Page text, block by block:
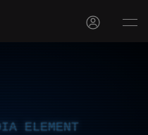
ELEMENT